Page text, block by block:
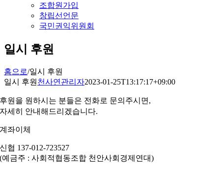
조합원가입
창립선언문
국민권익위원회
일시 후원
홈으로/일시 후원
일시 후원 천사연관리자2023-01-25T13:17:17+09:00
후원을 원하시는 분들은 전화로 문의주시면,
자세히 안내해드리겠습니다.
계좌이체
신협 137-012-723527
(예금주 : 사회적협동조합 천안사회경제연대)